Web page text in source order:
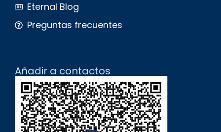
Eternal Blog
Preguntas frecuentes
Añadir a contactos